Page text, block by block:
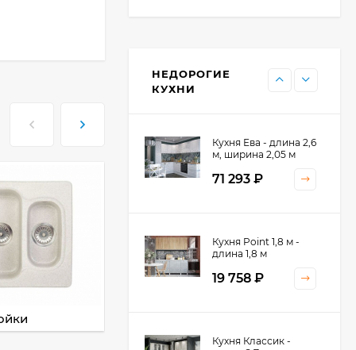
НЕДОРОГИЕ
КУХНИ
11 476
Кухня Ева - длина 2,6
м, ширина 2,05 м
71 293 ₽
Кухня Point 1,8 м -
длина 1,8 м
19 758 ₽
Кухня Классик -
Кухня Принцесса -
длина 2,4 м
38 767₽
Кухня Оптима - длина